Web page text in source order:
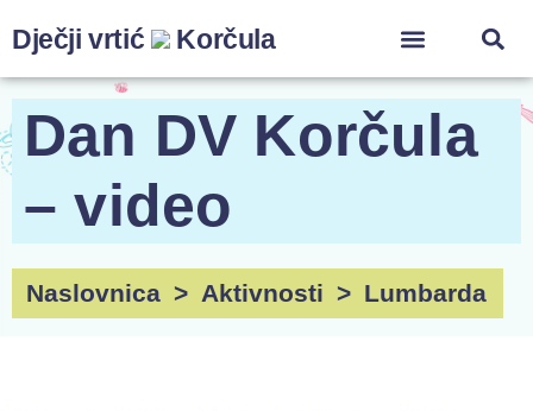
Dječji vrtić Korčula
Dan DV Korčula
– video
Naslovnica > Aktivnosti > Lumbarda